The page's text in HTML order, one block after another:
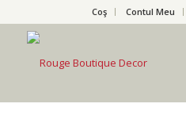
Coş Contul Meu